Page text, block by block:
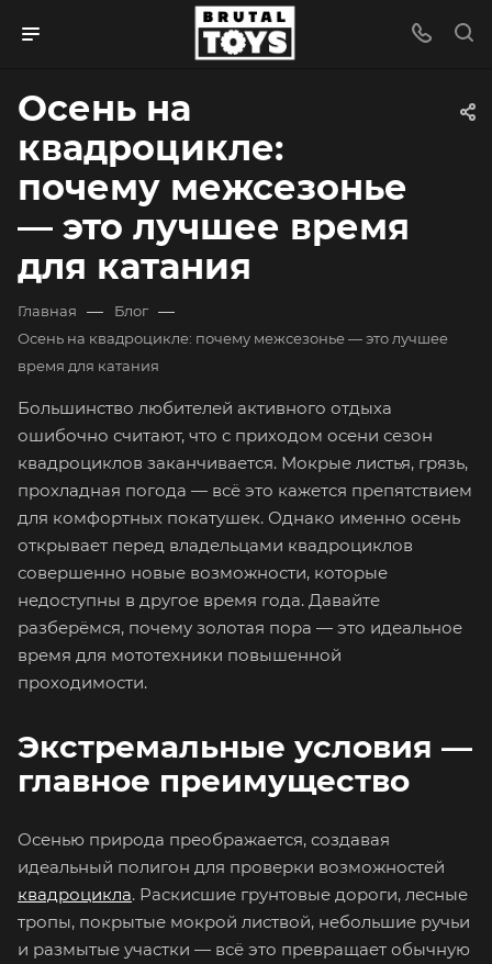
Осень на
квадроцикле:
почему межсезонье
— это лучшее время
для катания
Главная — Блог —
Осень на квадроцикле: почему межсезонье — это лучшее
время для катания
Большинство любителей активного отдыха
ошибочно считают, что с приходом осени сезон
квадроциклов заканчивается. Мокрые листья, грязь,
прохладная погода — всё это кажется препятствием
для комфортных покатушек. Однако именно осень
открывает перед владельцами квадроциклов
совершенно новые возможности, которые
недоступны в другое время года. Давайте
разберёмся, почему золотая пора — это идеальное
время для мототехники повышенной
проходимости.
Экстремальные условия —
главное преимущество
Осенью природа преображается, создавая
идеальный полигон для проверки возможностей
квадроцикла. Раскисшие грунтовые дороги, лесные
тропы, покрытые мокрой листвой, небольшие ручьи
и размытые участки — всё это превращает обычную